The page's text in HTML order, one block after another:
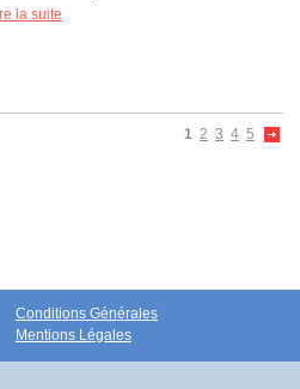
la suite
1 2 3 4 5
Conditions Générales
Mentions Légales